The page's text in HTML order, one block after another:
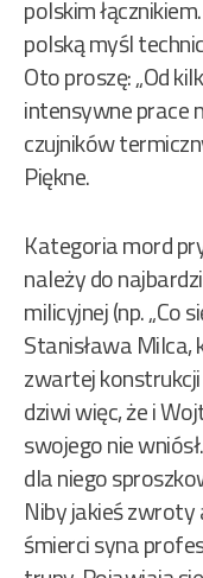
polskim
polską myśl
Oto proszę: „Od
intensywne prace
czujników
Piękne.
Kategoria mord
należy do
milicyjnej (np. „Co
Stanisława Milca,
zwartej
dziwi więc, że i
swojego nie
dla niego
Niby jakieś zwroty
śmierci syna